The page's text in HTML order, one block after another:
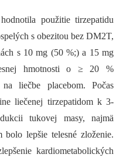
použitie tirzepatidu
s obezitou bez DM2T,
s 10 mg (50 %;) a 15 mg
hmotnosti o ≥ 20 %
liečbe placebom. Počas
liečenej tirzepatidom k 3-
tukovej masy, najmä
lepšie telesné zloženie.
kardiometabolických